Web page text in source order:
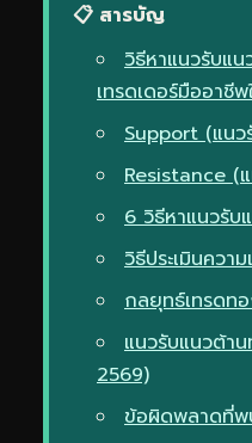
📋 สารบัญ
วิธีหาแนวรับแ
เทรดเดอร์มืออาชีพ
Support (แนว
Resistance (
6 วิธีหาแนวรับ
วิธีประเมินควา
กลยุทธ์เทรดท
แนวรับแนวต้า
2569)
ข้อผิดพลาดที่